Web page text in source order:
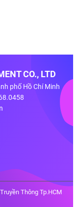
CO., LTD
phố Hồ Chí Minh
Thông Tp.HCM